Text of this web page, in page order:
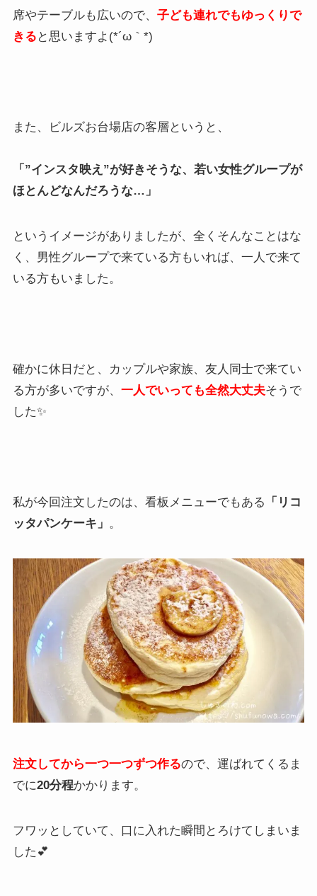
席やテーブルも広いので、 子ども連れでもゆっくりで
きる と思いますよ(*´ω｀*)
また、ビルズお台場店の客層というと、
「”インスタ映え”が好きそうな、若い女性グループが
ほとんどなんだろうな…」
というイメージがありましたが、全くそんなことはな
く、男性グループで来ている方もいれば、一人で来て
いる方もいました。
確かに休日だと、カップルや家族、友人同士で来てい
る方が多いですが、 一人でいっても全然大丈夫そうで
した✨
私が今回注文したのは、看板メニューでもある
「リコ
ッタパンケーキ」 。
注文してから一つ一つずつ作るので、運ばれてくるま
でに20分程かかります。
フワッとしていて、口に入れた瞬間とろけてしまいま
した💕